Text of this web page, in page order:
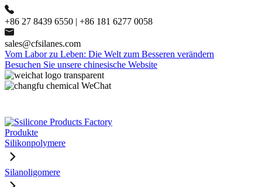
+86 27 8439 6550 | +86 181 6277 0058
sales@cfsilanes.com
Vom Labor zu Leben: Die Welt zum Besseren verändern
Besuchen Sie unsere chinesische Website
Produkte
Silikonpolymere
Silanoligomere